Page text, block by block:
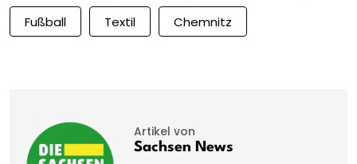
Fußball Textil Chemnitz
Artikel von
Sachsen News